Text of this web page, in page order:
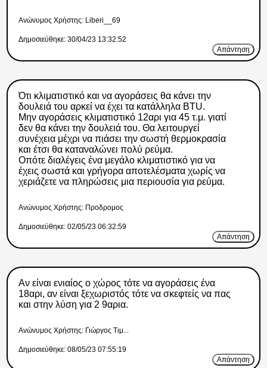
Ανώνυμος Xρήστης: Liberi__69
Δημοσιεύθηκε: 30/04/23 13:32:52
Απάντηση
Ότι κλιματιστικό και να αγοράσεις θα κάνει την
δουλειά του αρκεί να έχει τα κατάλληλα BTU.
Μην αγοράσεις κλιματιστικό 12αρι για 45 τ.μ. γιατί
δεν θα κάνει την δουλειά του. Θα λειτουργεί
συνέχεια μέχρι να πιάσει την σωστή θερμοκρασία
και έτσι θα καταναλώνει πολύ ρεύμα.
Οπότε διαλέγεις ένα μεγάλο κλιματιστικό για να
έχεις σωστά και γρήγορα αποτελέσματα χωρίς να
χεριάζετε να πληρώσεις μια περιουσία για ρεύμα.
Ανώνυμος Xρήστης: Προδρομος
Δημοσιεύθηκε: 02/05/23 06:32:59
Απάντηση
Αν είναι ενιαίος ο χώρος τότε να αγοράσεις ένα
18αρι, αν είναι ξεχωριστός τότε να σκεφτείς να πας
και στην λύση για 2 9αρια.
Ανώνυμος Xρήστης: Γιώργος Τιμ...
Δημοσιεύθηκε: 08/05/23 07:55:19
Απάντηση